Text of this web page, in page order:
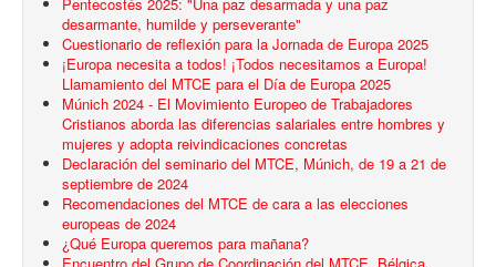
Pentecostés 2025: "Una paz desarmada y una paz
desarmante, humilde y perseverante"
Cuestionario de reflexión para la Jornada de Europa 2025
¡Europa necesita a todos! ¡Todos necesitamos a Europa!
Llamamiento del MTCE para el Día de Europa 2025
Múnich 2024 - El Movimiento Europeo de Trabajadores
Cristianos aborda las diferencias salariales entre hombres y
mujeres y adopta reivindicaciones concretas
Declaración del seminario del MTCE, Múnich, de 19 a 21 de
septiembre de 2024
Recomendaciones del MTCE de cara a las elecciones
europeas de 2024
¿Qué Europa queremos para mañana?